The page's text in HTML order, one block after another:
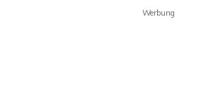
Werbung